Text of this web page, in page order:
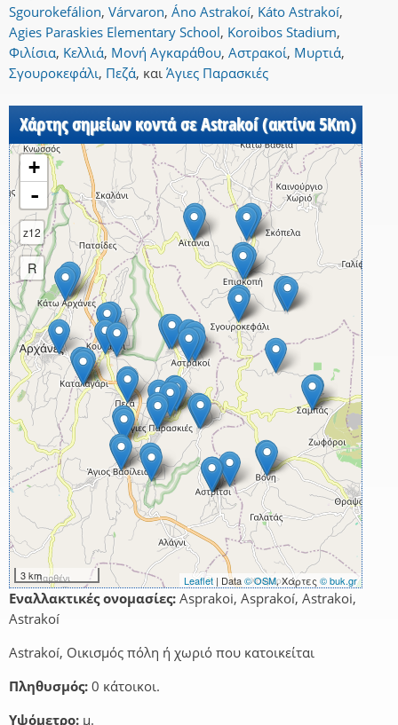
Sgourokefálion, Várvaron, Áno Astrakoí, Káto Astrakoí,
Agies Paraskies Elementary School, Koroibos Stadium,
Φιλίσια, Κελλιά, Μονή Αγκαράθου, Αστρακοί, Μυρτιά,
Σγουροκεφάλι, Πεζά, και Άγιες Παρασκιές
Χάρτης σημείων κοντά σε Astrakoí (ακτίνα 5Km)
+
-
z12
R
3 km Leaflet | Data© OSM, Χάρτες © buk.gr
Εναλλακτικές ονομασίες: Asprakoi, Asprakoí, Astrakoi,
Astrakoí
Astrakoí, Οικισμός πόλη ή χωριό που κατοικείται
Πληθυσμός: 0 κάτοικοι.
Υψόμετρο: μ.